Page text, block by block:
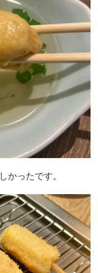
かったです。